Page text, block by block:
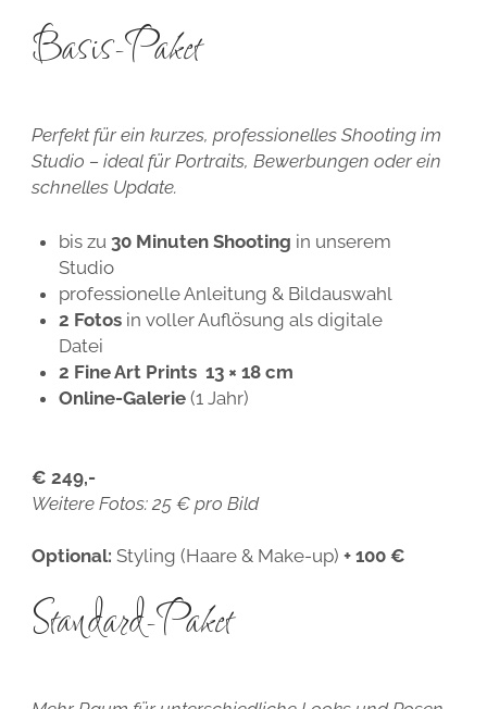
Basis-Paket
Perfekt für ein kurzes, professionelles Shooting im
Studio – ideal für Portraits, Bewerbungen oder ein
schnelles Update.
bis zu 30 Minuten Shooting in unserem
Studio
professionelle Anleitung & Bildauswahl
2 Fotos in voller Auflösung als digitale
Datei
2 Fine Art Prints 13 × 18 cm
Online-Galerie (1 Jahr)
€ 249,-
Weitere Fotos: 25 € pro Bild
Optional: Styling (Haare & Make-up) + 100 €
Standard-Paket